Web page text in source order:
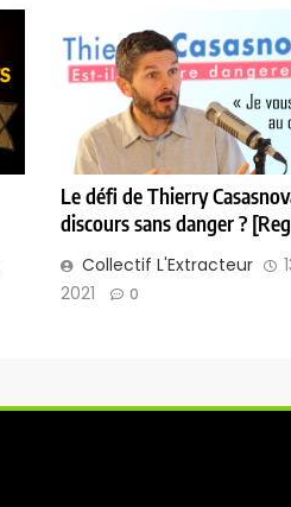
Le défi de Thierry
discours sans danger ?
Collectif L'Extracteur
2021
0